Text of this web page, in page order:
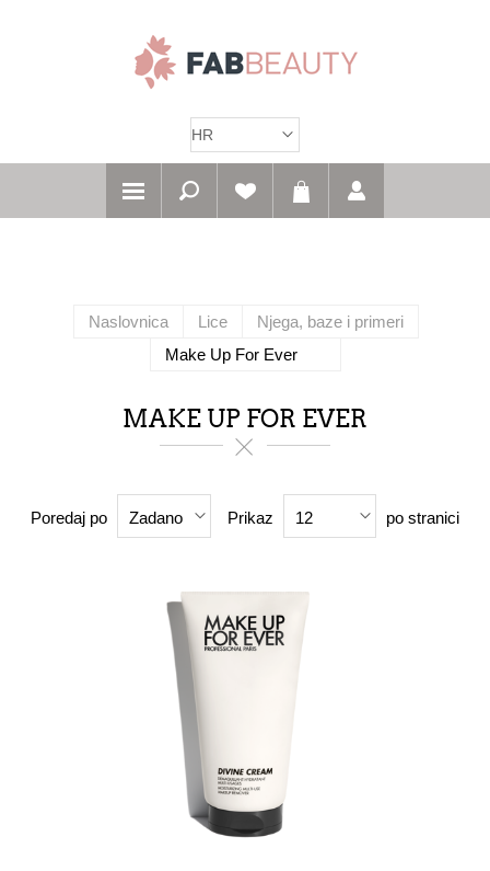
Naslovnica Lice
Njega, baze i primeri
Make Up For Ever
MAKE UP FOR EVER
Poredaj po Zadano Prikaz 12 po stranici